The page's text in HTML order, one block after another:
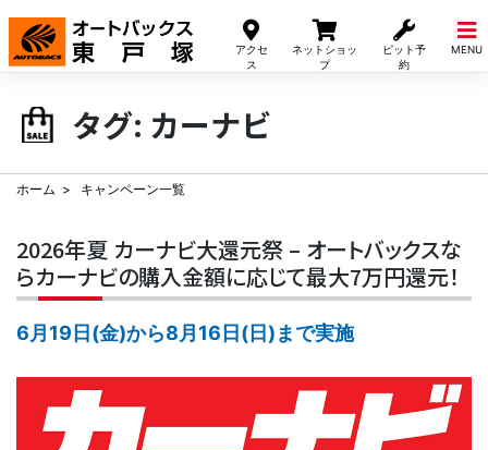
アクセ
ス
ネットショッ
プ
ピット予
約
MENU
Skip
content
タグ: カーナビ
ホーム キャンペーン一覧
2026年夏 カーナビ大還元祭 – オートバックスな
らカーナビの購入金額に応じて最大7万円還元！
6月19日(金)から8月16日(日)まで実施